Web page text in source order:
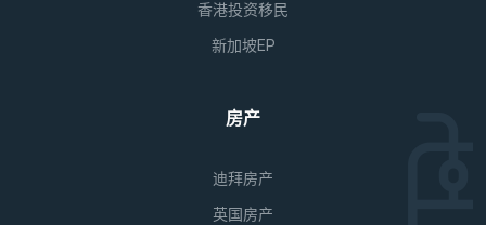
香港投资移民
新加坡EP
房产
迪拜房产
英国房产